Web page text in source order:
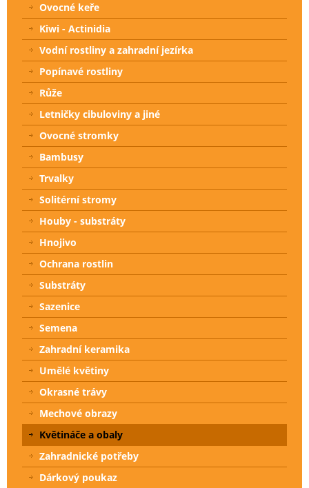
Ovocné keře
Kiwi - Actinidia
Vodní rostliny a zahradní jezírka
Popínavé rostliny
Růže
Letničky cibuloviny a jiné
Ovocné stromky
Bambusy
Trvalky
Solitérní stromy
Houby - substráty
Hnojivo
Ochrana rostlin
Substráty
Sazenice
Semena
Zahradní keramika
Umělé květiny
Okrasné trávy
Mechové obrazy
Květináče a obaly
Zahradnické potřeby
Dárkový poukaz